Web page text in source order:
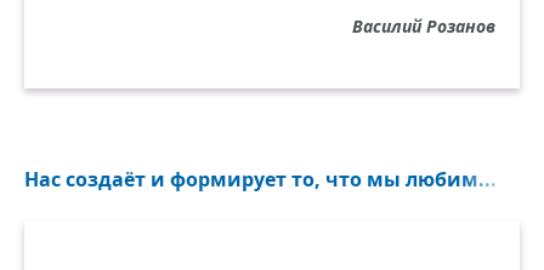
Василий Розанов
Нас создаёт и формирует то, что мы любим...